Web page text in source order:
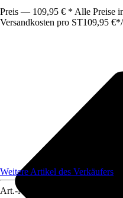
Preis — 109,95 € * Alle Preise
Versandkosten pro ST109,95 €*/
Weitere Artikel des Verkäufers
Art.-Nr.